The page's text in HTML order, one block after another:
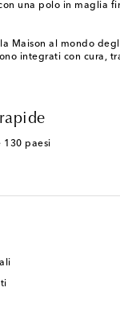
una polo in maglia
al mondo
integrati con cura,
130 paesi